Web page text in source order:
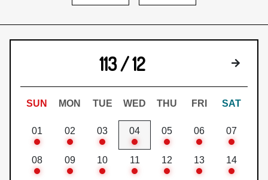
113 / 12 下個月
SUN MON TUE WED THU FRI SAT
01 02 03 04 05 06 07
08 09 10 11 12 13 14